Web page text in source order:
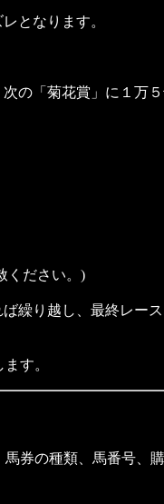
となります。
の「菊花賞」に１万
ください。)
繰り越し、最終レース
す。
券の種類、馬番号、